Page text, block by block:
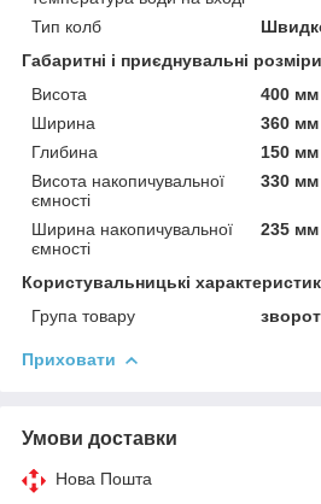
Тип колб
Габаритні і приєднувальні розміри
Висота
400 мм
Ширина
360 мм
Глибина
150 мм
Висота накопичувальної
ємності
330 мм
Ширина накопичувальної
ємності
235 мм
Користувальницькі
Група товару
Приховати
Умови доставки
Нова Пошта